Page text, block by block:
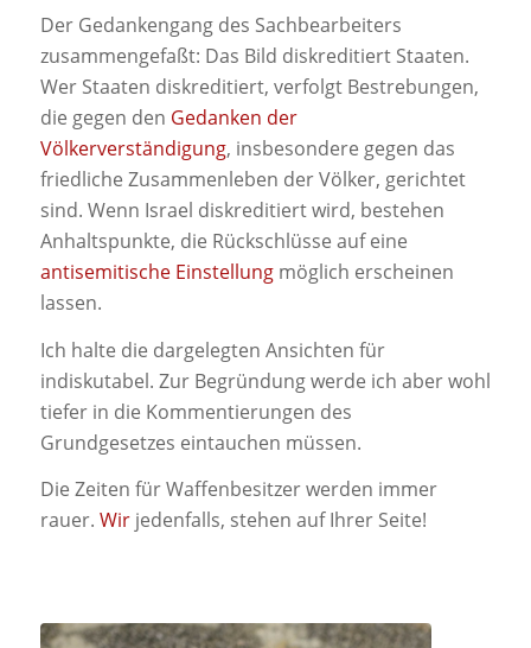
Der Gedankengang des Sachbearbeiters
zusammengefaßt: Das Bild diskreditiert Staaten.
Wer Staaten diskreditiert, verfolgt Bestrebungen,
die gegen den Gedanken der
Völkerverständigung, insbesondere gegen das
friedliche Zusammenleben der Völker, gerichtet
sind. Wenn Israel diskreditiert wird, bestehen
Anhaltspunkte, die Rückschlüsse auf eine
antisemitische Einstellungmöglich erscheinen
lassen.
Ich halte die dargelegten Ansichten für
indiskutabel. Zur Begründung werde ich aber wohl
tiefer in die Kommentierungen des
Grundgesetzes eintauchen müssen.
Die Zeiten für Waffenbesitzer werden immer
rauer. Wirjedenfalls, stehen auf Ihrer Seite!